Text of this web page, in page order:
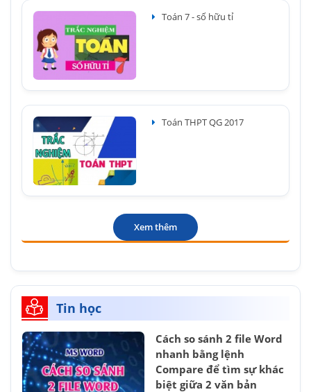
Toán 7 - số hữu tỉ
Toán THPT QG 2017
Xem thêm
Tin học
Cách so sánh 2 file Word
nhanh bằng lệnh
Compare để tìm sự khác
biệt giữa 2 văn bản